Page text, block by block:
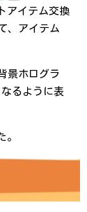
アイテム交換
、アイテム
景ホログラ
るように表